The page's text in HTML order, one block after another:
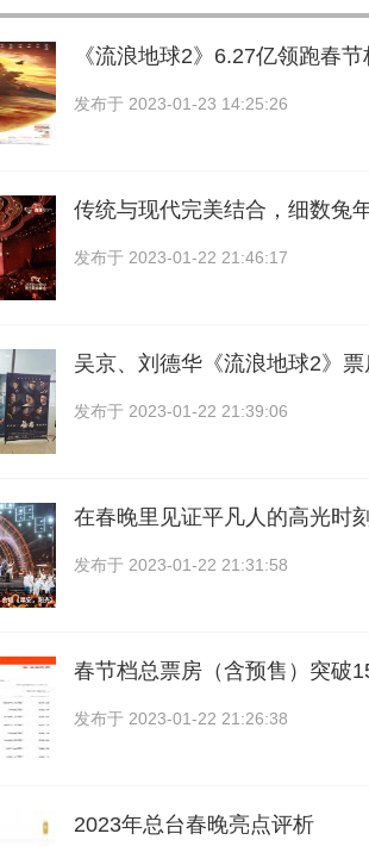
《流浪地球2》6.27亿领跑春
发布于 2023-01-23 14:25:26
传统与现代完美结合，细数兔
发布于 2023-01-22 21:46:17
吴京、刘德华《流浪地球2》
发布于 2023-01-22 21:39:06
在春晚里见证平凡人的高光时
发布于 2023-01-22 21:31:58
春节档总票房（含预售）突破
发布于 2023-01-22 21:26:38
2023年总台春晚亮点评析